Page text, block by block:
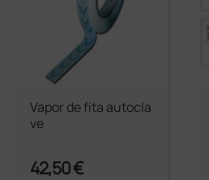
Vapor de fita autocla
ve
42,50 €